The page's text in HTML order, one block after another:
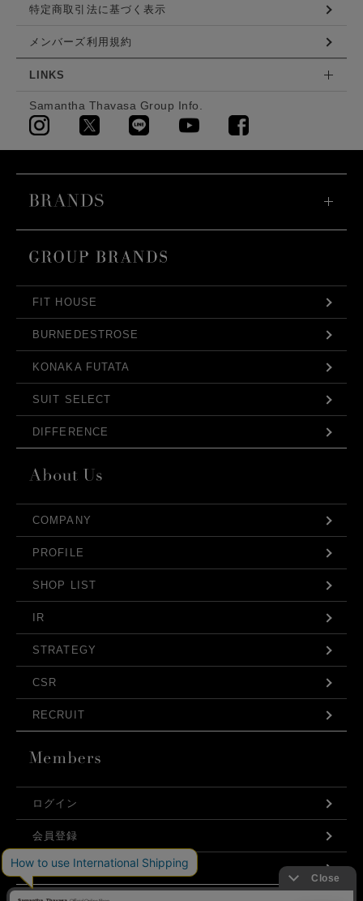
特定商取引法に基づく表示
メンバーズ利用規約
LINKS
Samantha Thavasa Group Info.
FIT HOUSE
BURNEDESTROSE
KONAKA FUTATA
SUIT SELECT
DIFFERENCE
COMPANY
PROFILE
SHOP LIST
IR
STRATEGY
CSR
RECRUIT
ログイン
会員登録
利用規約